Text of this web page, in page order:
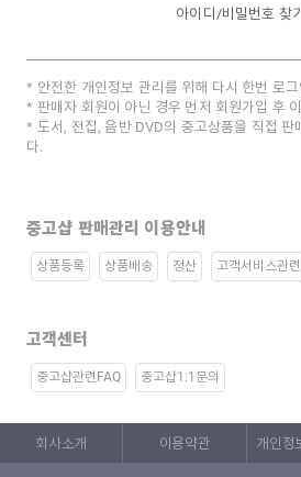
아이디/비밀번호 찾기
안전한 개인정보 관리를 위해 다시 한번 로
판매자 회원이 아닌 경우 먼저 회원가입 후
도서, 전집, 음반 DVD의 중고상품을 직접 판
다.
중고샵 판매관리 이용안내
상품등록 상품배송 정산 고객서비스관련
고객센터
중고샵관련FAQ 중고샵1:1문의
회사소개 이용약관 개인정